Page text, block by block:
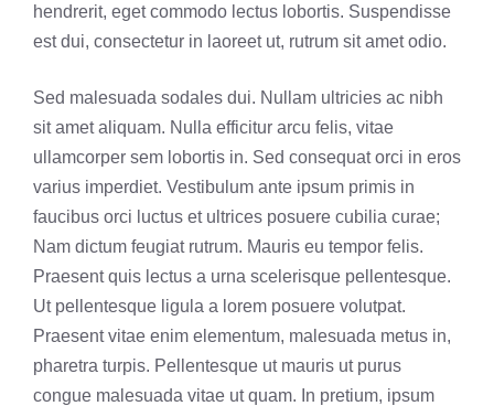
hendrerit, eget commodo lectus lobortis. Suspendisse
est dui, consectetur in laoreet ut, rutrum sit amet odio.
Sed malesuada sodales dui. Nullam ultricies ac nibh
sit amet aliquam. Nulla efficitur arcu felis, vitae
ullamcorper sem lobortis in. Sed consequat orci in eros
varius imperdiet. Vestibulum ante ipsum primis in
faucibus orci luctus et ultrices posuere cubilia curae;
Nam dictum feugiat rutrum. Mauris eu tempor felis.
Praesent quis lectus a urna scelerisque pellentesque.
Ut pellentesque ligula a lorem posuere volutpat.
Praesent vitae enim elementum, malesuada metus in,
pharetra turpis. Pellentesque ut mauris ut purus
congue malesuada vitae ut quam. In pretium, ipsum